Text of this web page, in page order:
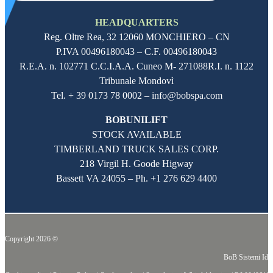
HEADQUARTERS
Reg. Oltre Rea, 32 12060 MONCHIERO – CN
P.IVA 00496180043 – C.F. 00496180043
R.E.A. n. 102771 C.C.I.A.A. Cuneo M- 271088R.I. n. 1122
Tribunale Mondovì
Tel. + 39 0173 78 0002 – info@bobspa.com
BOBUNILIFT
STOCK AVAILABLE
TIMBERLAND TRUCK SALES CORP.
218 Virgil H. Goode Higway
Bassett VA 24055 – Ph. +1 276 629 4400
Copyright 2026 ©
BoB Sistemi